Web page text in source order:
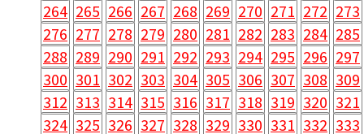
264 265 266 267 268 269 270 271 272 273
276 277 278 279 280 281 282 283 284 285
288 289 290 291 292 293 294 295 296 297
300 301 302 303 304 305 306 307 308 309
312 313 314 315 316 317 318 319 320 321
324 325 326 327 328 329 330 331 332 333